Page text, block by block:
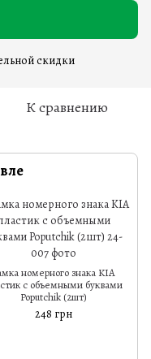
скидки
К сравнению
номерного знака KIA
с объемными буквами
Poputchik (2шт)
248 грн